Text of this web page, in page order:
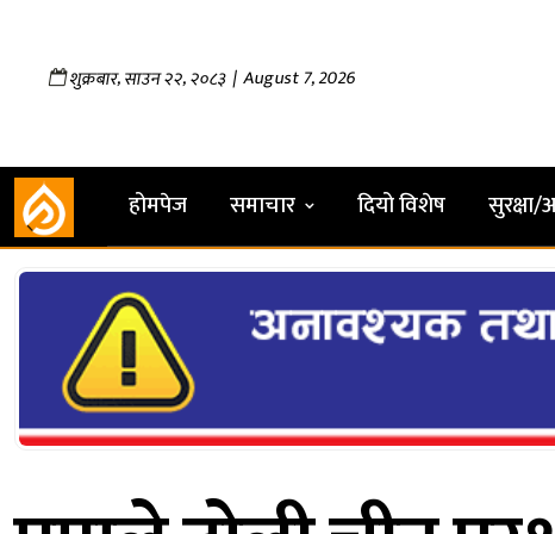
शुक्रबार,साउन२२,२०८३| August 7, 2026
होमपेज समाचार दियो विशेष सुरक्षा/